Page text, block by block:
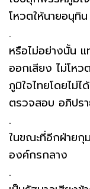
โหวตให้นายอนุทิ
.
หรือไม่อย่างนั้น
ออกเสียง ไม่โหว
ภูมิใจไทยโดยไม่ไ
ตรวจสอบ อภิปรา
.
ในขณะที่อีกฝ่ายกุ
องค์กรกลาง
.